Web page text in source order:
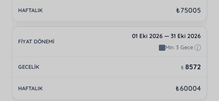
₺75005
01 Eki 2026 — 31 Eki 2026
Min. 3 Gece
₺ 8572
₺60004